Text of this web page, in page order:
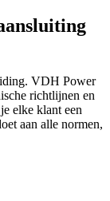
VDH Power
richtlijnen en
elke klant een
aan alle normen,